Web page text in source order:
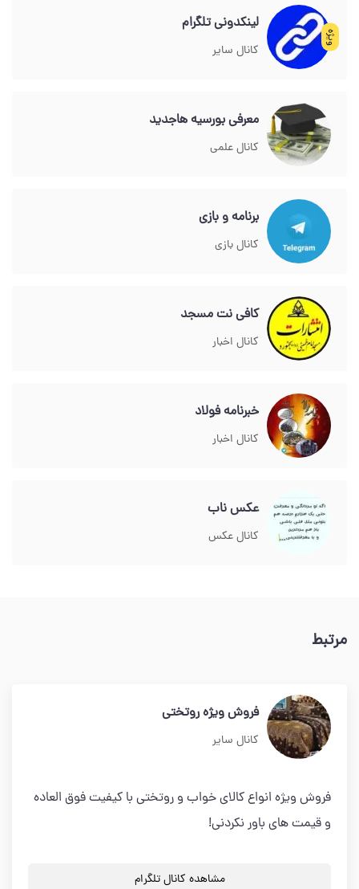
ویژه
لینکدونی تلگرام
کانال سایر
معرفی بورسیه هاجدید
کانال علمی
برنامه و بازی
کانال بازی
کافی نت مسجد
کانال اخبار
خبرنامه فولاد
کانال اخبار
عکس ناب
کانال عکس
مرتبط
فروش ویژه روتختی
کانال سایر
فروش ویژه انواع کالای خواب و روتختی با کیفیت فوق العاده
و قیمت های باور نکردنی!
مشاهده کانال تلگرام